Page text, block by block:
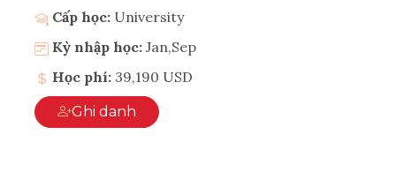
Cấp học: University
Kỳ nhập học: Jan,Sep
Học phí: 39,190 USD
Ghi danh